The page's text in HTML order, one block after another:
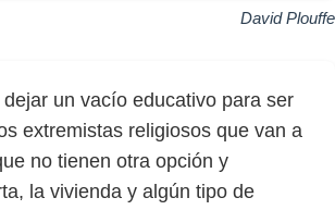
David Plouffe
dejar un vacío educativo para ser
extremistas religiosos que van a
no tienen otra opción y
la vivienda y algún tipo de